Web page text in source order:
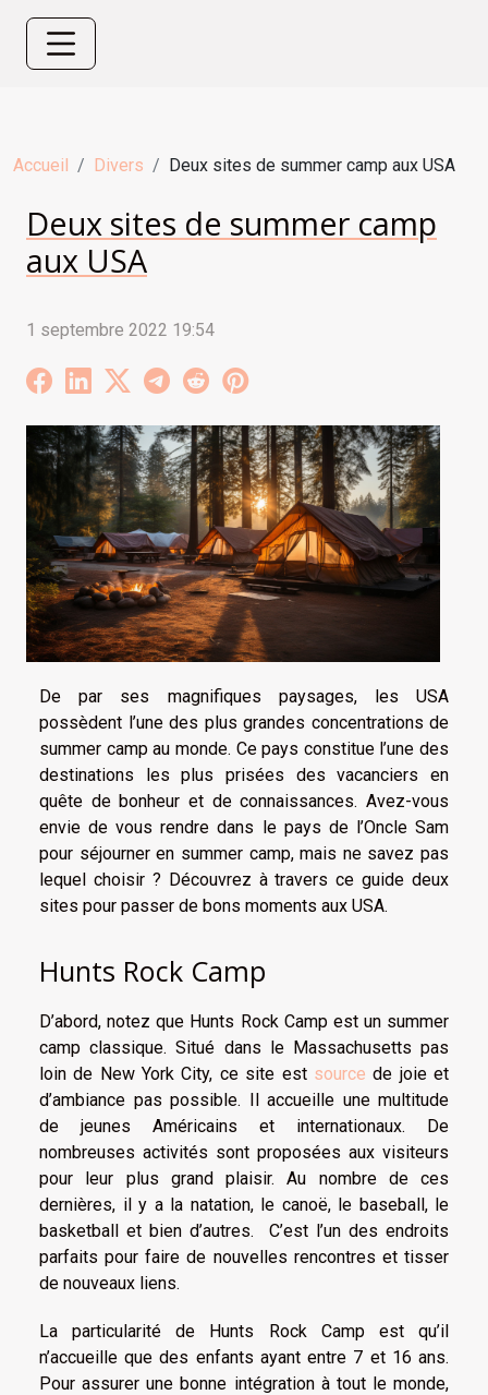
Accueil Divers Deux sites de summer camp aux USA
Deux sites de summer camp
aux USA
1 septembre 2022 19:54
De par ses magnifiques paysages, les USA
possèdent l’une des plus grandes concentrations de
summer camp au monde. Ce pays constitue l’une des
destinations les plus prisées des vacanciers en
quête de bonheur et de connaissances. Avez-vous
envie de vous rendre dans le pays de l’Oncle Sam
pour séjourner en summer camp, mais ne savez pas
lequel choisir ? Découvrez à travers ce guide deux
sites pour passer de bons moments aux USA.
Hunts Rock Camp
D’abord, notez que Hunts Rock Camp est un summer
camp classique. Situé dans le Massachusetts pas
loin de New York City, ce site est source de joie et
d’ambiance pas possible. Il accueille une multitude
de jeunes Américains et internationaux. De
nombreuses activités sont proposées aux visiteurs
pour leur plus grand plaisir. Au nombre de ces
dernières, il y a la natation, le canoë, le baseball, le
basketball et bien d’autres. C’est l’un des endroits
parfaits pour faire de nouvelles rencontres et tisser
de nouveaux liens.
La particularité de Hunts Rock Camp est qu’il
n’accueille que des enfants ayant entre 7 et 16 ans.
Pour assurer une bonne intégration à tout le monde,